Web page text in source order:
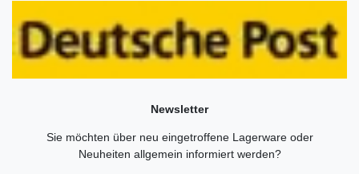
Newsletter
Sie möchten über neu eingetroffene Lagerware oder
Neuheiten allgemein informiert werden?